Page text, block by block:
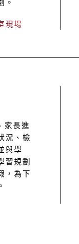
。
現場
家長進
況、檢
與學
習規劃
，為下